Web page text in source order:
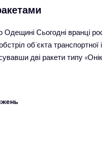
Сьогодні вранці
об’єкта
дві ракети типу